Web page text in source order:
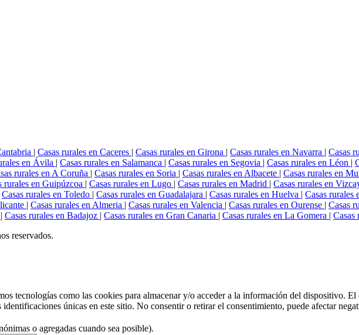
| Casas rurales en Caceres | Casas rurales en Girona | Casas rurales en Navarra | Casas
en Ávila | Casas rurales en Salamanca | Casas rurales en Segovia | Casas rurales en Léon |
rurales en A Coruña | Casas rurales en Soria | Casas rurales en Albacete | Casas rurales en
rurales en Guipúzcoa | Casas rurales en Lugo | Casas rurales en Madrid | Casas rurales en
Casas rurales en Toledo | Casas rurales en Guadalajara | Casas rurales en Huelva | Casas rurales
| Casas rurales en Almeria | Casas rurales en Valencia | Casas rurales en Ourense | Casas
| Casas rurales en Badajoz | Casas rurales en Gran Canaria | Casas rurales en La Gomera | Casas
reservados.
tecnologías como las cookies para almacenar y/o acceder a la información del dispositivo.
únicas en este sitio. No consentir o retirar el consentimiento, puede afectar
o agregadas cuando sea posible).